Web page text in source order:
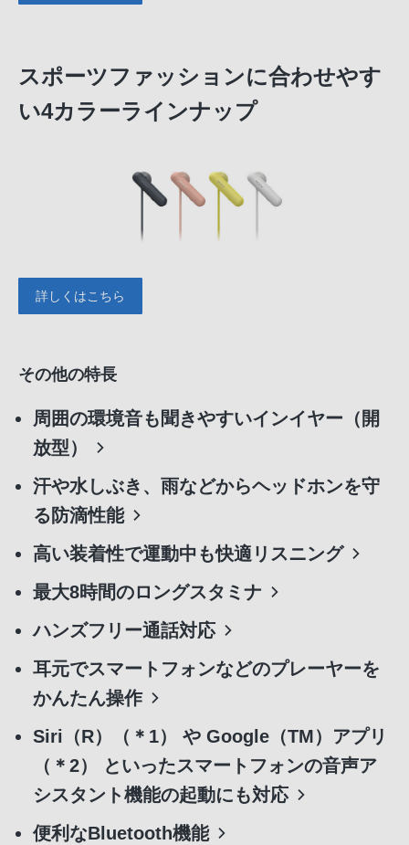
スポーツファッションに合わせやす
い4カラーラインナップ
詳しくはこちら
その他の特長
周囲の環境音も聞きやすいインイヤー（開
放型）
汗や水しぶき、雨などからヘッドホンを守
る防滴性能
高い装着性で運動中も快適リスニング
最大8時間のロングスタミナ
ハンズフリー通話対応
耳元でスマートフォンなどのプレーヤーを
かんたん操作
Siri（R）（＊1） や Google（TM）アプリ
（＊2） といったスマートフォンの音声ア
シスタント機能の起動にも対応
便利なBluetooth機能